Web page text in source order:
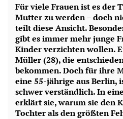
Für viele Frauen ist es der
Mutter zu werden – doch
teilt diese Ansicht.
gibt es immer mehr junge
Kinder verzichten wollen.
Müller (28), die
bekommen. Doch für ihre
eine 55-jährige aus Berlin,
schwer verständlich. In
erklärt sie, warum sie den
Tochter als den größten